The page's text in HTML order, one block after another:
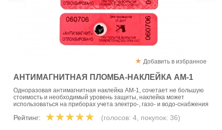
Добавить в избранное
АНТИМАГНИТНАЯ ПЛОМБА-НАКЛЕЙКА АМ-1
Одноразовая антимагнитная наклейка АМ-1, сочетает не большую
стоимость и необходимый уровень защиты, наклейка может
использоваться на приборах учета электро-, газо- и водо-снабжения
Рейтинг: (голосов: 4, покупок: 36)